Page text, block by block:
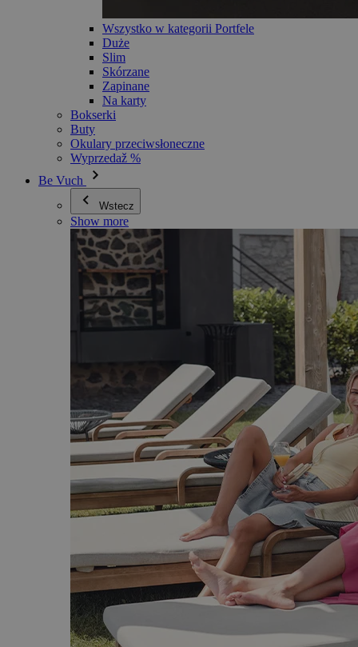
Wszystko w kategorii Portfele
Duże
Slim
Skórzane
Zapinane
Na karty
Bokserki
Buty
Okulary przeciwsłoneczne
Wyprzedaž %
Be Vuch
Wstecz
Show more